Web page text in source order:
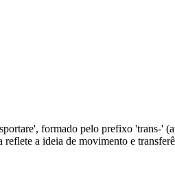
formado pelo prefixo 'trans-'
a ideia de movimento e